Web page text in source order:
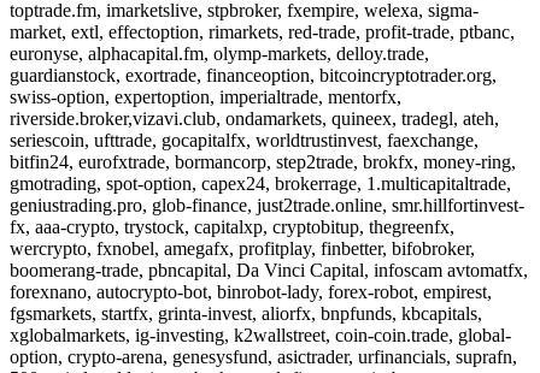
toptrade.fm, imarketslive, stpbroker, fxempire, welexa, sigma-
market, extl, effectoption, rimarkets, red-trade, profit-trade, ptbanc,
euronyse, alphacapital.fm, olymp-markets, delloy.trade,
guardianstock, exortrade, financeoption, bitcoincryptotrader.org,
swiss-option, expertoption, imperialtrade, mentorfx,
riverside.broker,vizavi.club, ondamarkets, quineex, tradegl, ateh,
seriescoin, ufttrade, gocapitalfx, worldtrustinvest, faexchange,
bitfin24, eurofxtrade, bormancorp, step2trade, brokfx, money-ring,
gmotrading, spot-option, capex24, brokerrage, 1.multicapitaltrade,
geniustrading.pro, glob-finance, just2trade.online, smr.hillfortinvest-
fx, aaa-crypto, trystock, capitalxp, cryptobitup, thegreenfx,
wercrypto, fxnobel, amegafx, profitplay, finbetter, bifobroker,
boomerang-trade, pbncapital, Da Vinci Capital, infoscam avtomatfx,
forexnano, autocrypto-bot, binrobot-lady, forex-robot, empirest,
fgsmarkets, startfx, grinta-invest, aliorfx, bnpfunds, kbcapitals,
xglobalmarkets, ig-investing, k2wallstreet, coin-coin.trade, global-
option, crypto-arena, genesysfund, asictrader, urfinancials, suprafn,